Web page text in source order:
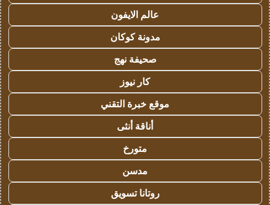
عالم الايفون
مدونة كوكان
صحيفة نهج
كار نيوز
موقع خبرة التقني
أناقة أنثى
متورخ
مدسن
روتانا تسويق